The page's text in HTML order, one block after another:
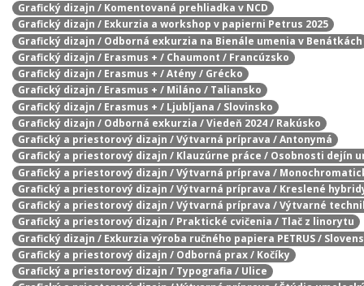
Grafický dizajn / Komentovaná prehliadka v NCD
Grafický dizajn / Exkurzia a workshop v papierni Petrus 2025
Grafický dizajn / Odborná exkurzia na Bienále umenia v Benátkách
Grafický dizajn / Erasmus + / Chaumont / Francúzsko
Grafický dizajn / Erasmus + / Atény / Grécko
Grafický dizajn / Erasmus + / Miláno / Taliansko
Grafický dizajn / Erasmus + / Ljubljana / Slovinsko
Grafický dizajn / Odborná exkurzia / Viedeň 2024 / Rakúsko
Grafický a priestorový dizajn / Výtvarná príprava / Antonymá
Grafický a priestorový dizajn / Klauzúrne práce / Osobnosti dejín
Grafický a priestorový dizajn / Výtvarná príprava /
Grafický a priestorový dizajn / Výtvarná príprava / Kreslené
Grafický a priestorový dizajn / Výtvarná príprava / Výtvarné
Grafický a priestorový dizajn / Praktické cvičenia / Tlač z linorytu
Grafický dizajn / Exkurzia výroba ručného papiera PETRUS /
Grafický a priestorový dizajn / Odborná prax / Kočíky
Grafický a priestorový dizajn / Typografia / Ulice